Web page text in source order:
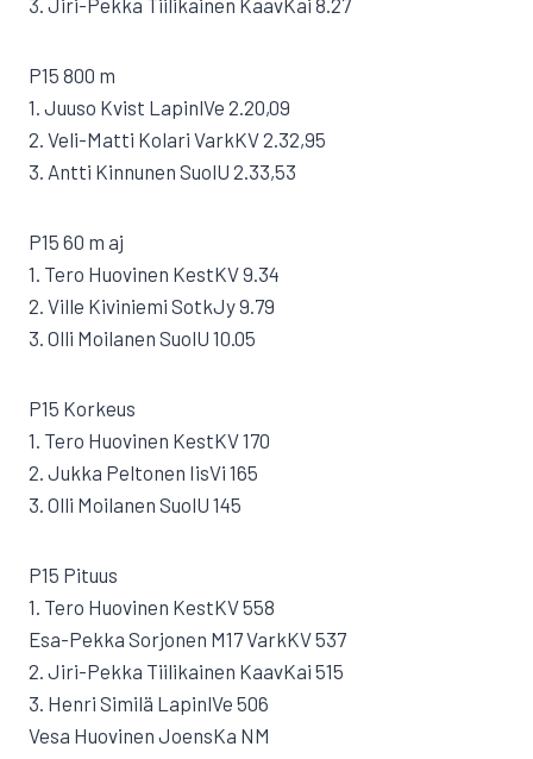
3. Jiri-Pekka Tiilikainen KaavKai 8.27
P15 800 m
1. Juuso Kvist LapinlVe 2.20,09
2. Veli-Matti Kolari VarkKV 2.32,95
3. Antti Kinnunen SuolU 2.33,53
P15 60 m aj
1. Tero Huovinen KestKV 9.34
2. Ville Kiviniemi SotkJy 9.79
3. Olli Moilanen SuolU 10.05
P15 Korkeus
1. Tero Huovinen KestKV 170
2. Jukka Peltonen IisVi 165
3. Olli Moilanen SuolU 145
P15 Pituus
1. Tero Huovinen KestKV 558
Esa-Pekka Sorjonen M17 VarkKV 537
2. Jiri-Pekka Tiilikainen KaavKai 515
3. Henri Similä LapinlVe 506
Vesa Huovinen JoensKa NM